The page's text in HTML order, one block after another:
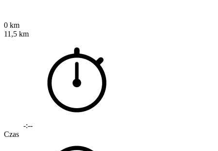
0 km
11,5 km
-:--
Czas